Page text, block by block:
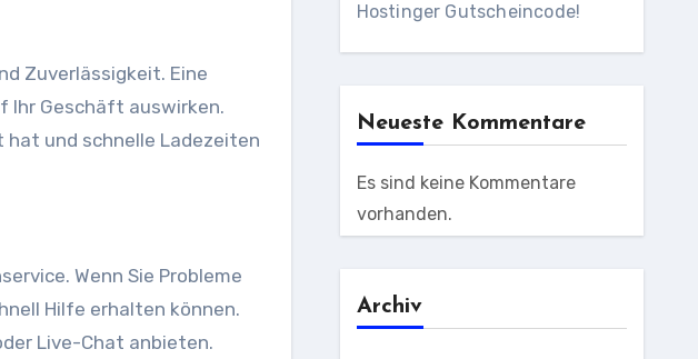
Zuverlässigkeit. Eine
Ihr Geschäft auswirken.
hat und schnelle Ladezeiten
Wenn Sie Probleme
Hilfe erhalten können.
Live-Chat anbieten.
Hostinger Gutscheincode!
Neueste Kommentare
Es sind keine Kommentare
vorhanden.
Archiv